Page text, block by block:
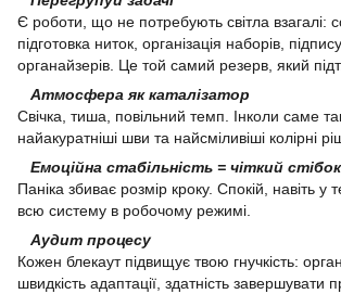
Є роботи, що не потребують світла взагалі:
підготовка ниток, організація наборів,
органайзерів. Це той самий резерв, який
Атмосфера як каталізатор
Свічка, тиша, повільний темп. Інколи саме
найакуратніші шви та найсміливіші колірні
Емоційна стабільність = чіткий стібок
Паніка збиває розмір кроку. Спокій, навіть у
всю систему в робочому режимі.
Аудит процесу
Кожен блекаут підвищує твою гнучкість:
швидкість адаптації, здатність завершувати